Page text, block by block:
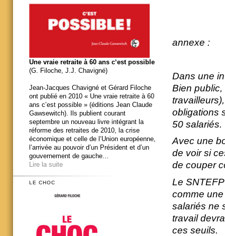
annexe :
Dans une
Bien
obligations
50 salariés.
Avec une
de voir si
de couper
Le
comme
salariés ne
travail
ces seuils.
Une vraie retraite à 60 ans c‘est possible
(G. Filoche, J.J. Chavigné)
Jean-Jacques Chavigné et Gérard Filoche
ont publié en 2010 « Une vraie retraite à 60
ans c’est possible » (éditions Jean Claude
Gawsewitch). Ils publient courant
septembre un nouveau livre intégrant la
réforme des retraites de 2010, la crise
économique et celle de l’Union européenne,
l’arrivée au pouvoir d’un Président et d’un
gouvernement de gauche…
Lire la suite
LE CHOC